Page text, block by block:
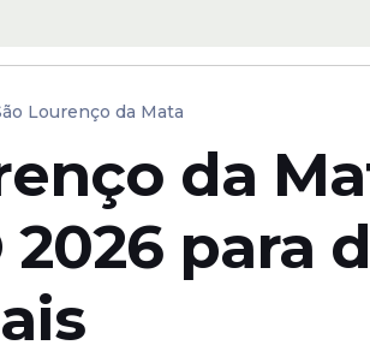
Lourenço da Mata
da
2026 para